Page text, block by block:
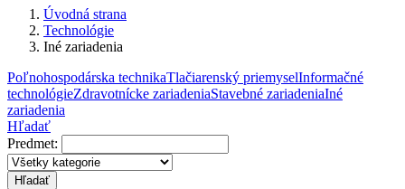
Úvodná strana
Technológie
Iné zariadenia
Poľnohospodárska technikaTlačiarenský priemyselInformačné
technológieZdravotnícke zariadeniaStavebné zariadeniaIné
zariadenia
Hľadať
Predmet:
Hľadať